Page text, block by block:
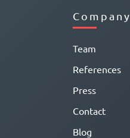
Company
Team
References
Press
Contact
Blog